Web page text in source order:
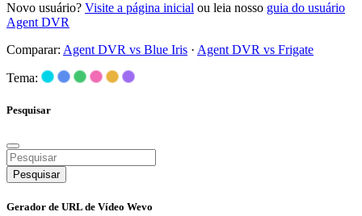
Novo usuário? Visite a página inicial ou leia nosso guia do usuário
Agent DVR
Comparar: Agent DVR vs Blue Iris · Agent DVR vs Frigate
Tema:
Pesquisar
Pesquisar
Gerador de URL de Vídeo Wevo